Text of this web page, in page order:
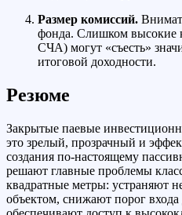
Размер комиссий.
фонда. Слишком высокие
СЧА) могут «съесть»
итоговой доходности.
Резюме
Закрытые паевые
это зрелый, прозрачный и
создания по-настоящему
решают главные проблемы
квадратные метры: устраняют
объектом, снижают порог